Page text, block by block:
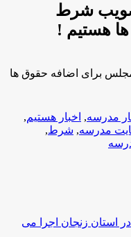
شرط
هستیم !
برای اضافه حقوق ها
مدرسه, اخبار هستیم,
مدرسه, شرط,